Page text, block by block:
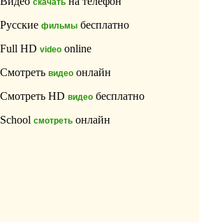
скачать
Русские фильмы бесплатно
Full HD video online
Смотреть видео онлайн
Смотреть HD видео бесплатно
School смотреть онлайн